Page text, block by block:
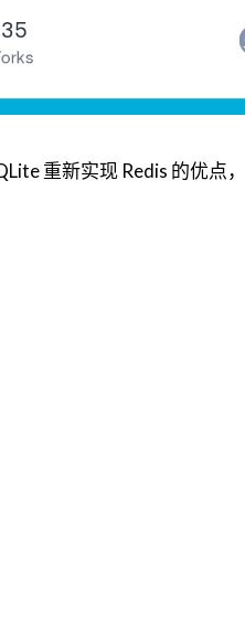
重新实现 Redis 的优点